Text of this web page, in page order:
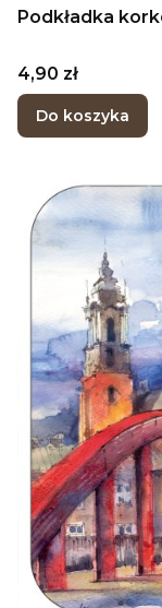
Podkładka
Cena
4,90 zł
Do koszyka